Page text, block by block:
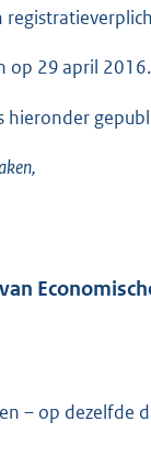
3
1
op 29 april 2016.
hieronder
– op dezelfde